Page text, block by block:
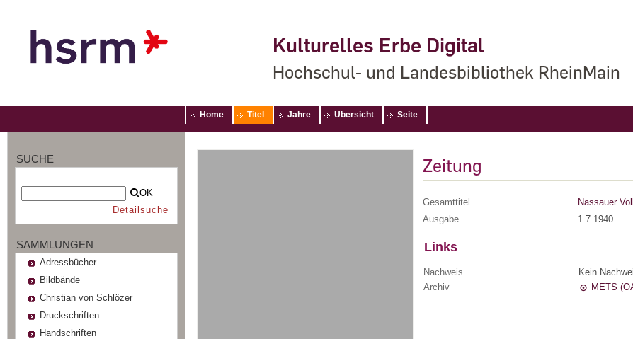
Kulturelles Erbe Digital
Hochschul- und Landesbibliothek RheinMain
Home Titel Jahre Übersicht Seite
SUCHE
OK
Detailsuche
SAMMLUNGEN
Adressbücher
Bildbände
Christian von Schlözer
Druckschriften
Handschriften
Zeitung
Gesamttitel
Nassauer
Ausgabe
1.7.1940
Links
Nachweis
Kein
Archiv
METS